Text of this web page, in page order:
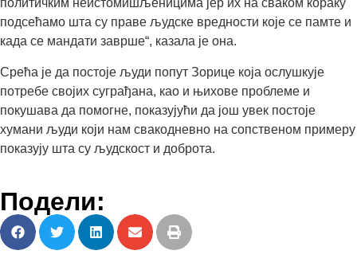
политичким неистомишљеницима јер их на сваком кораку
подсећамо шта су праве људске вредности које се памте и
када се мандати заврше“, казала је она.
Срећа је да постоје људи попут Зорице која ослушкује
потребе својих суграђана, као и њихове проблеме и
покушава да помогне, показујући да још увек постоје
хумани људи који нам свакодневно на сопственом примеру
показују шта су људскост и доброта.
Подели: